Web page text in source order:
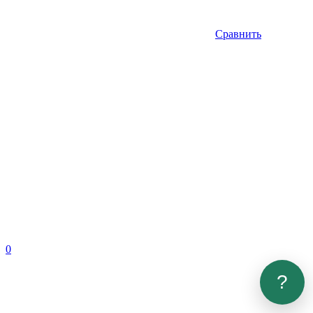
Сравнить
0
?